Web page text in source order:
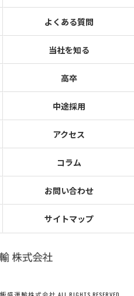
よくある質問
当社を知る
高卒
中途採用
アクセス
コラム
お問い合わせ
サイトマップ